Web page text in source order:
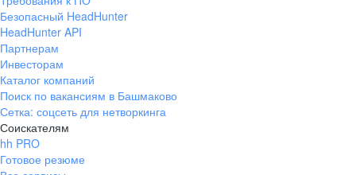
Безопасный HeadHunter
HeadHunter API
Партнерам
Инвесторам
Каталог компаний
Поиск по вакансиям в Башмаково
Сетка: соцсеть для нетворкинга
Соискателям
hh PRO
Готовое резюме